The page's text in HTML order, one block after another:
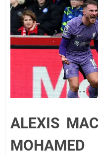
ALEXIS